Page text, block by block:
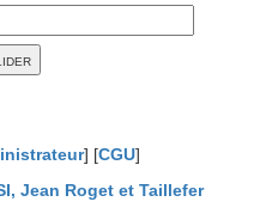
] [CGU]
Jean Roget et Taillefer